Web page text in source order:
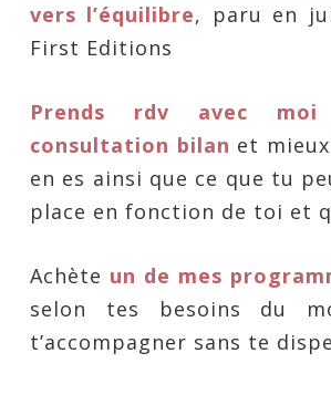
vers l’équilibre, paru en
First Editions
Prends rdv avec
consultation bilan et
en es ainsi que ce que tu
place en fonction de toi et
Achète un de mes
selon tes besoins du
t’accompagner sans te